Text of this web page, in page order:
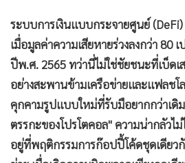
• ต่างประเทศ
• Special Scoop
• เศรษฐกิจ-ธุรกิจ
• จีน
• ชุมชน-คุณภาพชีวิต
• อาชญากรรม
• Motoring
ระบบการเงินแบบกระจายศูนย์
เมื่อมูลค่าความเสียหายร่วงลงกว่า 80
ปีพ.ศ. 2565 ทว่านี่ไม่ใช่ชัยชนะที่เบ็ดเ
อย่างสะพานข้ามเครือข่ายและแฟลชโ
คุกคามรูปแบบใหม่ที่รับมือยากกว่าเดิ
ตรรกะของโปรโตคอล" ความน่ากลัว
อยู่ที่พฤติกรรมการก๊อปปี้โค้ดชุดเดียว